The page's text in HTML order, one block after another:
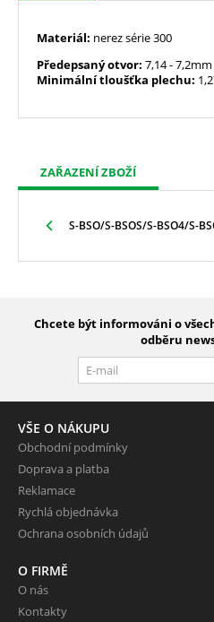
Materiál: nerez série 300
Předepsaný otvor: 7,14- 7,2mm
Minimální tloušťka plechu:
ZAŘAZENÍ ZBOŽÍ
S-BSO/S-BSOS/S-BSO4/S-
Chcete být informováni o
odběru
VŠE O NÁKUPU
Obchodní podmínky
Doprava a platba
Reklamace
Rychlá objednávka
Ochrana osobních údajů
O FIRMĚ
O nás
Kontakty